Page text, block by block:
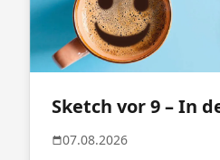
Sketch vor 9 – In
07.08.2026